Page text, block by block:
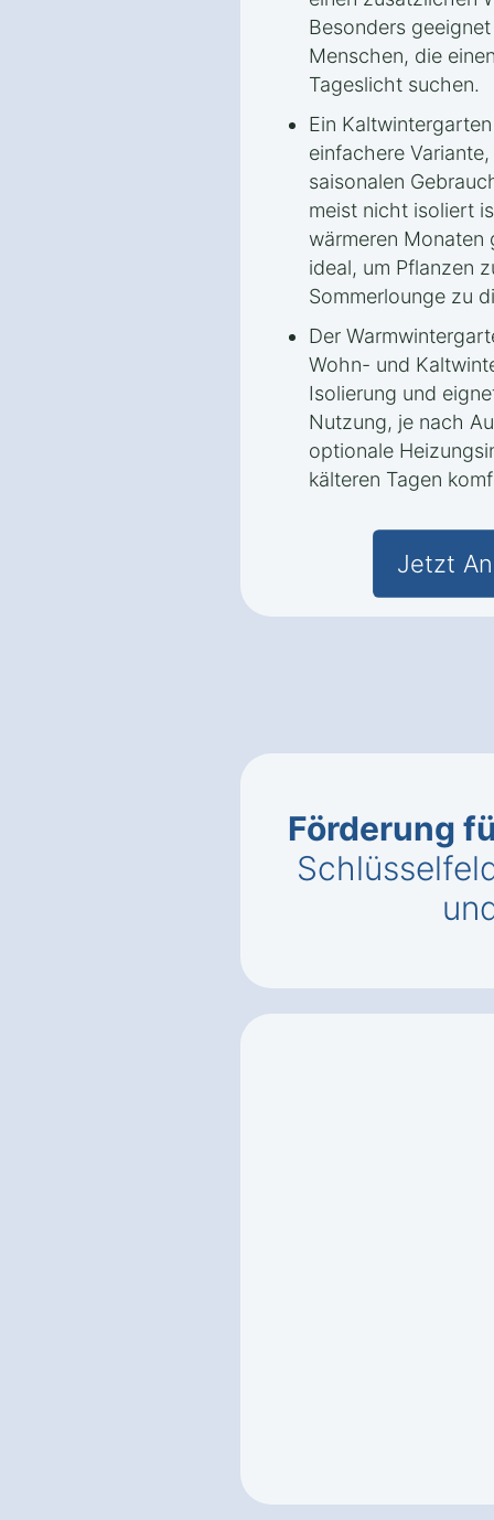
Besonders
Menschen, die
Tageslicht suchen.
Ein
einfachere
saisonalen
meist nicht isoliert
wärmeren
ideal, um Pflanzen
Sommerlounge zu
Der
Wohn- und
Isolierung und
Nutzung, je nach
optionale
kälteren Tagen
Jetzt
Förderung